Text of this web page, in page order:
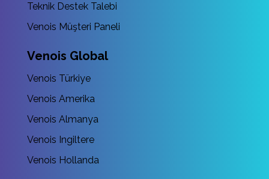
Teknik Destek Talebi
Venois Müşteri Paneli
Venois Global
Venois Türkiye
Venois Amerika
Venois Almanya
Venois Ingiltere
Venois Hollanda